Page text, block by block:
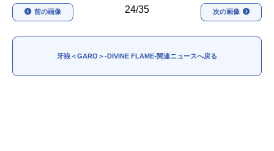
24/35
前の画像 次の画像
牙狼＜GARO＞-DIVINE FLAME-関連ニュースへ戻る